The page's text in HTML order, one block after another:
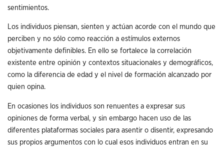
sentimientos.
Los individuos piensan, sienten y actúan acorde con el mundo que
perciben y no sólo como reacción a estímulos externos
objetivamente definibles. En ello se fortalece la correlación
existente entre opinión y contextos situacionales y demográficos,
como la diferencia de edad y el nivel de formación alcanzado por
quien opina.
En ocasiones los individuos son renuentes a expresar sus
opiniones de forma verbal, y sin embargo hacen uso de las
diferentes plataformas sociales para asentir o disentir, expresando
sus propios argumentos con lo cual esos individuos entran en su